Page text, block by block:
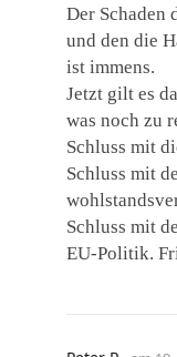
Der Schaden
und den die
ist immens.
Jetzt gilt es
was noch zu
Schluss mit
Schluss mit
Schluss mit
EU-Politik.